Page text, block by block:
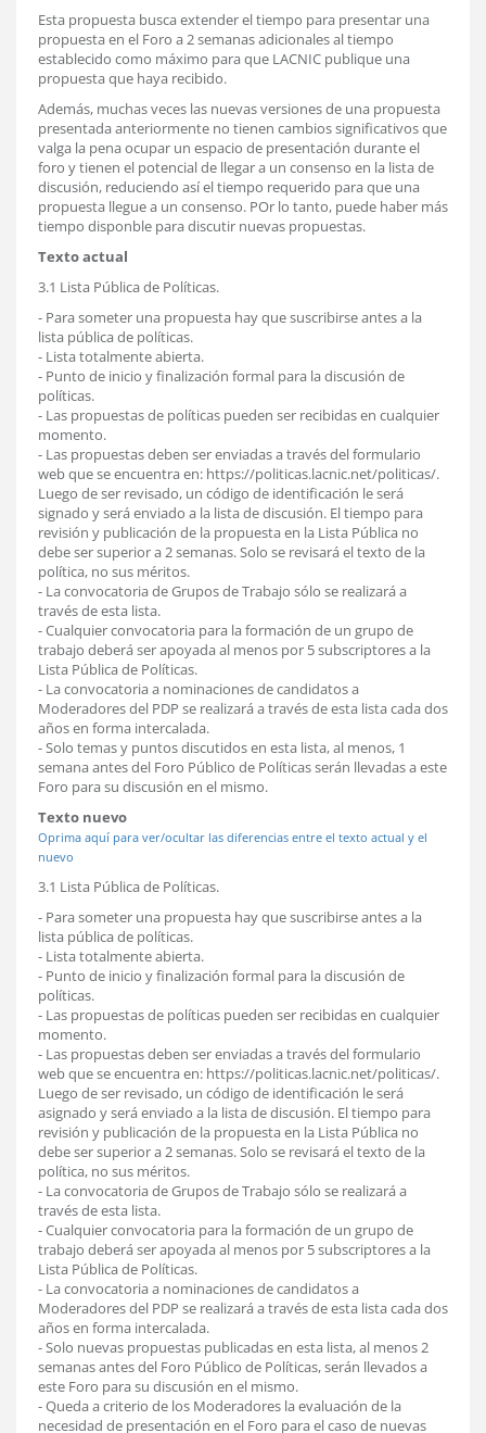
Esta propuesta busca extender el tiempo para presentar una
propuesta en el Foro a 2 semanas adicionales al tiempo
establecido como máximo para que LACNIC publique una
propuesta que haya recibido.
Además, muchas veces las nuevas versiones de una propuesta
presentada anteriormente no tienen cambios significativos que
valga la pena ocupar un espacio de presentación durante el
foro y tienen el potencial de llegar a un consenso en la lista de
discusión, reduciendo así el tiempo requerido para que una
propuesta llegue a un consenso. POr lo tanto, puede haber más
tiempo disponble para discutir nuevas propuestas.
Texto actual
3.1 Lista Pública de Políticas.
- Para someter una propuesta hay que suscribirse antes a la
lista pública de políticas.
- Lista totalmente abierta.
- Punto de inicio y finalización formal para la discusión de
políticas.
- Las propuestas de políticas pueden ser recibidas en cualquier
momento.
- Las propuestas deben ser enviadas a través del formulario
web que se encuentra en: https://politicas.lacnic.net/politicas/.
Luego de ser revisado, un código de identificación le será
signado y será enviado a la lista de discusión. El tiempo para
revisión y publicación de la propuesta en la Lista Pública no
debe ser superior a 2 semanas. Solo se revisará el texto de la
política, no sus méritos.
- La convocatoria de Grupos de Trabajo sólo se realizará a
través de esta lista.
- Cualquier convocatoria para la formación de un grupo de
trabajo deberá ser apoyada al menos por 5 subscriptores a la
Lista Pública de Políticas.
- La convocatoria a nominaciones de candidatos a
Moderadores del PDP se realizará a través de esta lista cada dos
años en forma intercalada.
- Solo temas y puntos discutidos en esta lista, al menos, 1
semana antes del Foro Público de Políticas serán llevadas a este
Foro para su discusión en el mismo.
Texto nuevo
Oprima aquí para ver/ocultar las diferencias entre el texto actual y el
nuevo
3.1 Lista Pública de Políticas.
- Para someter una propuesta hay que suscribirse antes a la
lista pública de políticas.
- Lista totalmente abierta.
- Punto de inicio y finalización formal para la discusión de
políticas.
- Las propuestas de políticas pueden ser recibidas en cualquier
momento.
- Las propuestas deben ser enviadas a través del formulario
web que se encuentra en: https://politicas.lacnic.net/politicas/.
Luego de ser revisado, un código de identificación le será
asignado y será enviado a la lista de discusión. El tiempo para
revisión y publicación de la propuesta en la Lista Pública no
debe ser superior a 2 semanas. Solo se revisará el texto de la
política, no sus méritos.
- La convocatoria de Grupos de Trabajo sólo se realizará a
través de esta lista.
- Cualquier convocatoria para la formación de un grupo de
trabajo deberá ser apoyada al menos por 5 subscriptores a la
Lista Pública de Políticas.
- La convocatoria a nominaciones de candidatos a
Moderadores del PDP se realizará a través de esta lista cada dos
años en forma intercalada.
- Solo nuevas propuestas publicadas en esta lista, al menos 2
semanas antes del Foro Público de Políticas, serán llevados a
este Foro para su discusión en el mismo.
- Queda a criterio de los Moderadores la evaluación de la
necesidad de presentación en el Foro para el caso de nuevas